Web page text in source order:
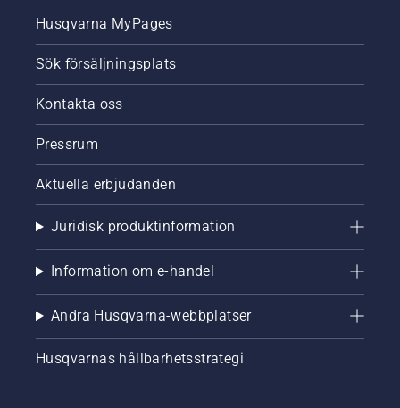
Husqvarna MyPages
Sök försäljningsplats
Kontakta oss
Pressrum
Aktuella erbjudanden
Juridisk produktinformation
Information om e-handel
Andra Husqvarna-webbplatser
Husqvarnas hållbarhetsstrategi